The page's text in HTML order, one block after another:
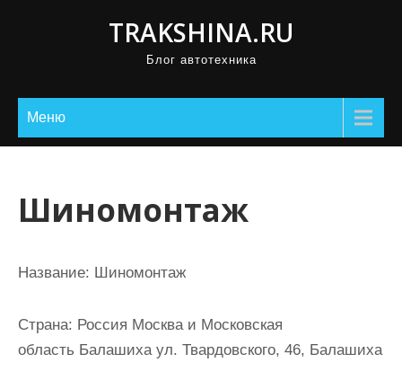
TRAKSHINA.RU
Блог автотехника
Меню
Шиномонтаж
Название: Шиномонтаж
Страна: Россия Москва и Московская
область Балашиха ул. Твардовского, 46, Балашиха